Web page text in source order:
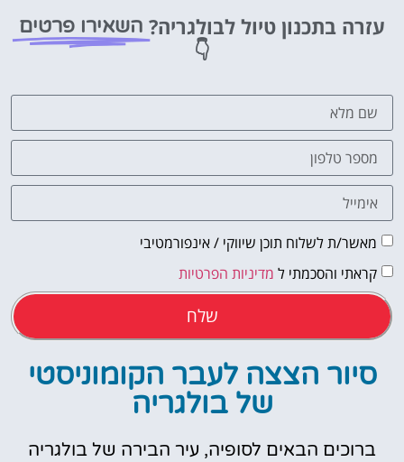
מציאת
לחצו
עזרה בתכנון טיול לבולגריה? השאירו פרטים
👇
מאשר/ת לשלוח תוכן שיווקי / אינפורמטיבי
קראתי והסכמתי ל מדיניות הפרטיות
שלח
סיור הצצה לעבר הקומוניסטי
של בולגריה
ברוכים הבאים לסופיה, עיר הבירה של בולגריה